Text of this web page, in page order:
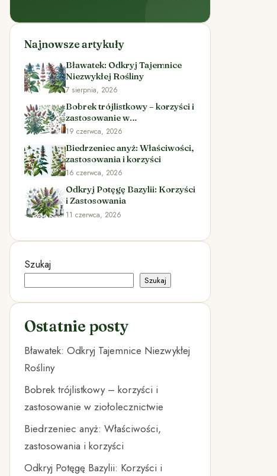
Najnowsze artykuły
Bławatek: Odkryj Tajemnice
Niezwykłej Rośliny
7 sierpnia, 2026
Bobrek trójlistkowy – korzyści i
zastosowanie w
ziołolecznictwie
19 czerwca, 2026
Biedrzeniec anyż: Właściwości,
zastosowania i korzyści
16 czerwca, 2026
Odkryj Potęgę Bazylii: Korzyści
i Zastosowania
11 czerwca, 2026
Szukaj
Szukaj
Ostatnie posty
Bławatek: Odkryj Tajemnice Niezwykłej
Rośliny
Bobrek trójlistkowy – korzyści i
zastosowanie w ziołolecznictwie
Biedrzeniec anyż: Właściwości,
zastosowania i korzyści
Odkryj Potęgę Bazylii: Korzyści i